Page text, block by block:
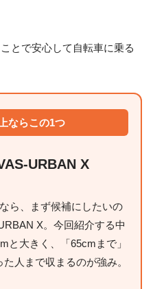
とで安心して自転車に乗る
ならこの1つ
URBAN X
ら、まず候補にしたいの
X。今回紹介する中
と大きく、「65cmまで」
人まで収まるのが強み。